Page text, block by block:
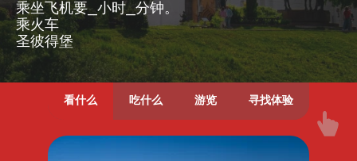
乘坐飞机要__小时__分钟。
乘火车
圣彼得堡
看什么 吃什么 游览 寻找体验